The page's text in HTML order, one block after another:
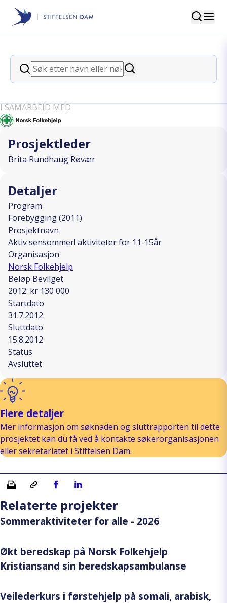
Stiftelsen Dam
Søk
Søk
Søk
back
Aktiv sensommer! aktiviteter for 11-
I SAMARBEID MED
Prosjektleder
Brita Rundhaug Røvær
Detaljer
Program
Forebygging (2011)
Prosjektnavn
Aktiv sensommer! aktiviteter for 11-15år
Organisasjon
Norsk Folkehjelp
Beløp Bevilget
2012: kr 130 000
Startdato
31.7.2012
Sluttdato
15.8.2012
Status
Avsluttet
Flere detaljer
Mer informasjon om søknaden og sluttrapporten til dette
prosjektet kan du få ved å kontakte søkerorganisasjonen
eller sekretariatet i Stiftelsen Dam.
Skriv ut Kopiera länkDel på Facebook
Del på Linkedin
Relaterte projekter
Sommeraktiviteter for alle - 2026
Økt beredskap på Norsk Folkehjelp
Kristiansand sin beredskapsambulanse
Veilederkurs i førstehjelp på somali, arabisk,